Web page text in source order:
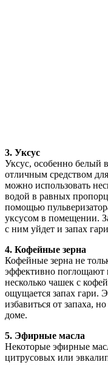
3. Уксус
Уксус, особенно белый
отличным средством
можно использовать
водой в равных
помощью
уксусом в помещении.
с ним уйдет и запах
4. Кофейные зерна
Кофейные зерна не
эффективно поглощают
несколько чашек с
ощущается запах гари.
избавиться от запаха,
доме.
5. Эфирные масла
Некоторые эфирные
цитрусовых или